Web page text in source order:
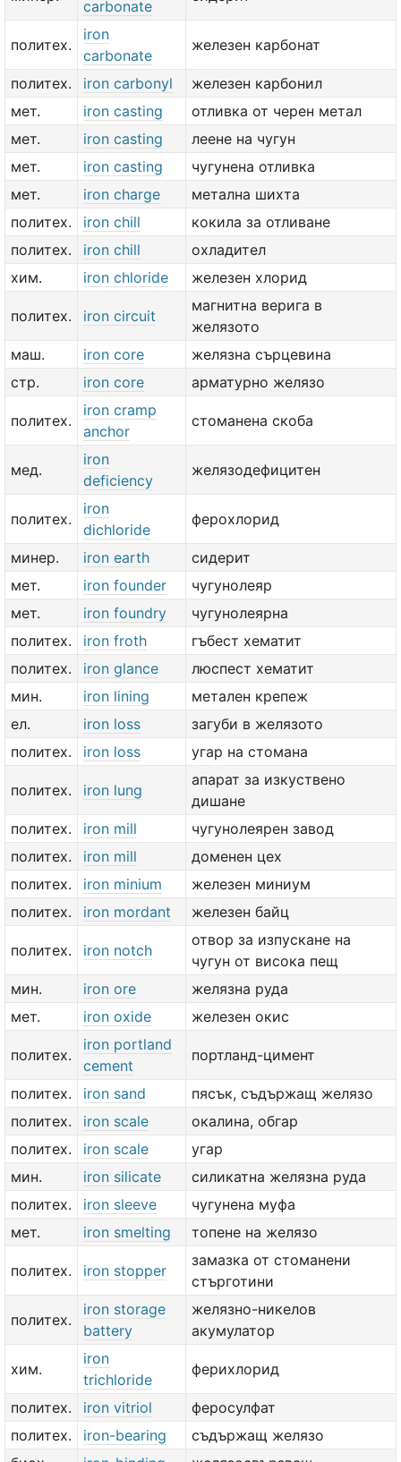
carbonate
политех.
iron
carbonate
железен карбонат
политех. iron carbonyl
железен карбонил
мет.
iron casting
отливка от черен метал
мет.
iron casting
леене на чугун
мет.
iron casting
чугунена отливка
мет.
iron charge
метална шихта
политех.
iron chill
кокила за отливане
политех.
iron chill
охладител
хим.
iron chloride железен хлорид
политех. iron circuit
магнитна верига в
желязото
маш.
iron core
желязна сърцевина
стр.
iron core арматурно желязо
политех.
iron cramp
anchor
стоманена скоба
мед.
iron
deficiency
желязодефицитен
политех.
iron
dichloride
ферохлорид
минер. iron earth
сидерит
мет.
iron founder
чугунолеяр
мет.
iron foundry
чугунолеярна
политех.
iron froth
гъбест хематит
политех.
iron glance
люспест хематит
мин.
iron lining
метален крепеж
ел.
iron loss
загуби в желязото
политех.
iron loss угар на стомана
политех. iron lung
апарат за изкуствено
дишане
политех.
iron mill
чугунолеярен завод
политех.
iron mill
доменен цех
политех.
iron minium
железен миниум
политех.
iron mordant железен байц
политех. iron notch
отвор за изпускане на
чугун от висока пещ
мин.
iron ore
желязна руда
мет.
iron oxide железен окис
политех.
iron portland
cement
портланд-цимент
политех. iron sand
пясък, съдържащ желязо
политех.
iron scale
окалина, обгар
политех.
iron scale
угар
мин.
iron silicate
силикатна желязна руда
политех.
iron sleeve
чугунена муфа
мет.
iron smelting топене на желязо
политех. iron stopper
замазка от стоманени
стърготини
политех.
iron storage
battery
желязно-никелов
акумулатор
хим.
iron
trichloride
ферихлорид
политех. iron vitriol
феросулфат
политех.
iron-bearing
съдържащ желязо